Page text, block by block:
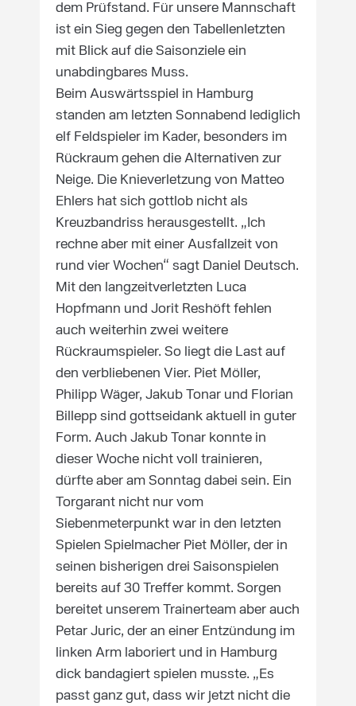
dem Prüfstand. Für unsere Mannschaft
ist ein Sieg gegen den Tabellenletzten
mit Blick auf die Saisonziele ein
unabdingbares Muss.
Beim Auswärtsspiel in Hamburg
standen am letzten Sonnabend lediglich
elf Feldspieler im Kader, besonders im
Rückraum gehen die Alternativen zur
Neige. Die Knieverletzung von Matteo
Ehlers hat sich gottlob nicht als
Kreuzbandriss herausgestellt. „Ich
rechne aber mit einer Ausfallzeit von
rund vier Wochen“ sagt Daniel Deutsch.
Mit den langzeitverletzten Luca
Hopfmann und Jorit Reshöft fehlen
auch weiterhin zwei weitere
Rückraumspieler. So liegt die Last auf
den verbliebenen Vier. Piet Möller,
Philipp Wäger, Jakub Tonar und Florian
Billepp sind gottseidank aktuell in guter
Form. Auch Jakub Tonar konnte in
dieser Woche nicht voll trainieren,
dürfte aber am Sonntag dabei sein. Ein
Torgarant nicht nur vom
Siebenmeterpunkt war in den letzten
Spielen Spielmacher Piet Möller, der in
seinen bisherigen drei Saisonspielen
bereits auf 30 Treffer kommt. Sorgen
bereitet unserem Trainerteam aber auch
Petar Juric, der an einer Entzündung im
linken Arm laboriert und in Hamburg
dick bandagiert spielen musste. „Es
passt ganz gut, dass wir jetzt nicht die